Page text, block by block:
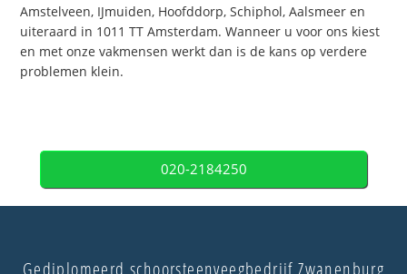
Amstelveen, IJmuiden, Hoofddorp, Schiphol, Aalsmeer en
uiteraard in 1011 TT Amsterdam. Wanneer u voor ons kiest
en met onze vakmensen werkt dan is de kans op verdere
problemen klein.
020-2184250